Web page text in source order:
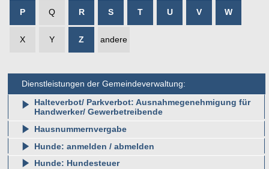
P Q R S T U V W
X Y Z andere
Dienstleistungen der Gemeindeverwaltung:
Halteverbot/ Parkverbot: Ausnahmegenehmigung für
Handwerker/ Gewerbetreibende
Hausnummernvergabe
Hunde: anmelden / abmelden
Hunde: Hundesteuer